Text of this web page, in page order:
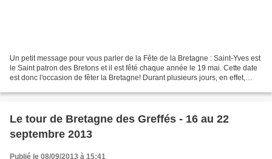
Un petit message pour vous parler de la Fête de la Bretagne : Saint-Yves est
le Saint patron des Bretons et il est fêté chaque année le 19 mai. Cette date
est donc l'occasion de fêter la Bretagne! Durant plusieurs jours, en effet,
Le tour de Bretagne des Greffés - 16 au 22
septembre 2013
Publié le 08/09/2013 à 15:41